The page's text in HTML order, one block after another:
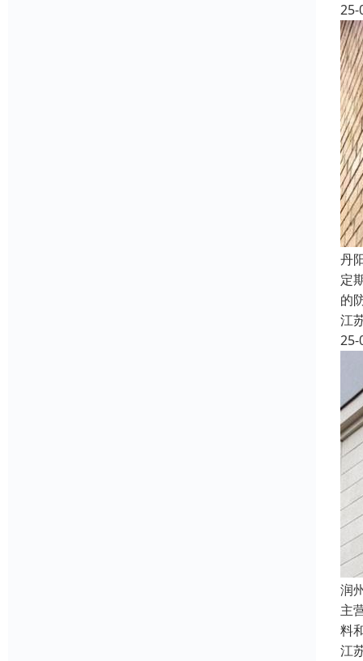
25-
丹
定
的
江
25-
润
主
料
江